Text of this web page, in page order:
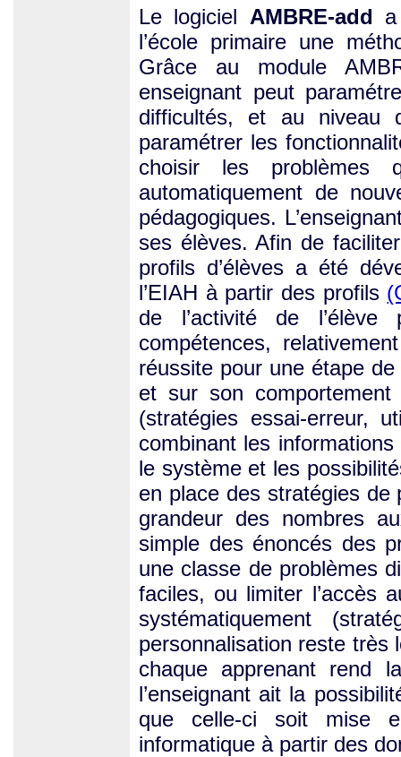
Le logiciel AMBRE-add
l’école primaire une
Grâce au module
enseignant peut
difficultés, et au
paramétrer les
choisir les problèmes
automatiquement de
pédagogiques.
ses élèves. Afin de
profils d’élèves a été
l’EIAH à partir des profils
de l’activité de
compétences,
réussite pour une étape
et sur son comportement
(stratégies essai-erreur,
combinant les
le système et les
en place des stratégies de
grandeur des nombres
simple des énoncés des
une classe de problèmes
faciles, ou limiter l’accès
systématiquement
personnalisation reste très
chaque apprenant rend
l’enseignant ait la
que celle-ci soit mise
informatique à partir des